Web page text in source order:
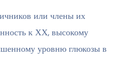
или члены их
к ХХ, высокому
уровню глюкозы в